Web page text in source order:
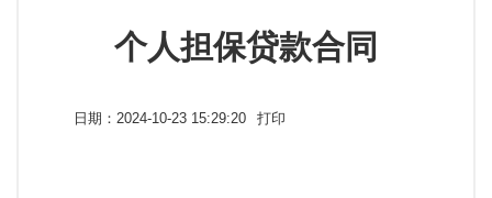
个人担保贷款合同
日期：2024-10-23 15:29:20 打印